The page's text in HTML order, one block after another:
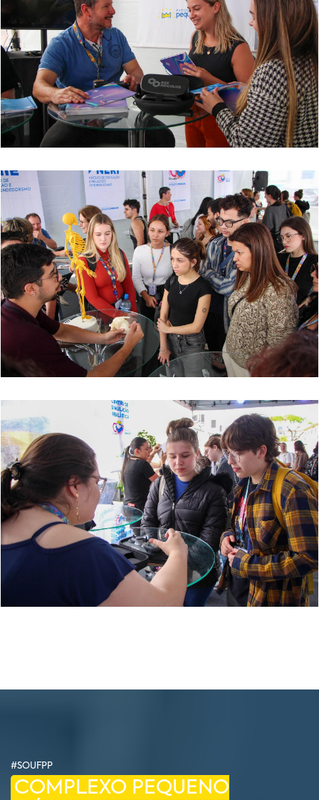
#SOUFPP
COMPLEXO PEQUENO